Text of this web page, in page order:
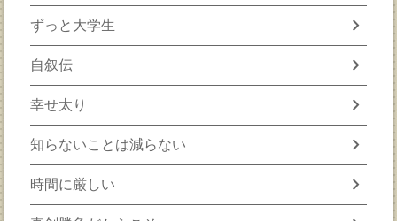
ずっと大学生 chevron_right
自叙伝 chevron_right
幸せ太り chevron_right
知らないことは減らない chevron_right
時間に厳しい chevron_right